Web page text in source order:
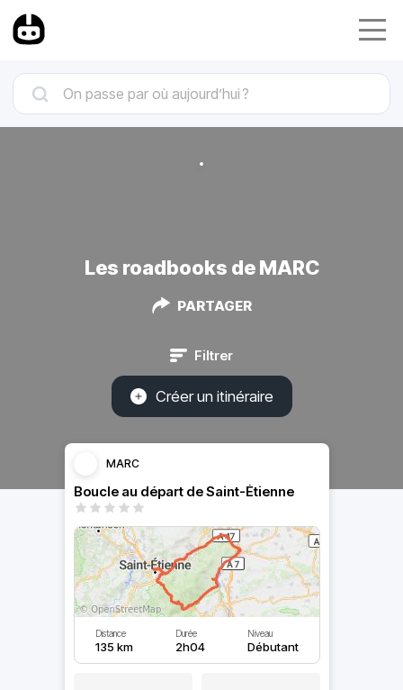
Les roadbooks de MARC
PARTAGER
Filtrer
Créer un itinéraire
MARC
Boucle au départ de Saint-Étienne
Distance
135 km
Durée
2h04
Niveau
Débutant